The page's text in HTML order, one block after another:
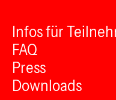
Infos für
FAQ
Press
Downloads